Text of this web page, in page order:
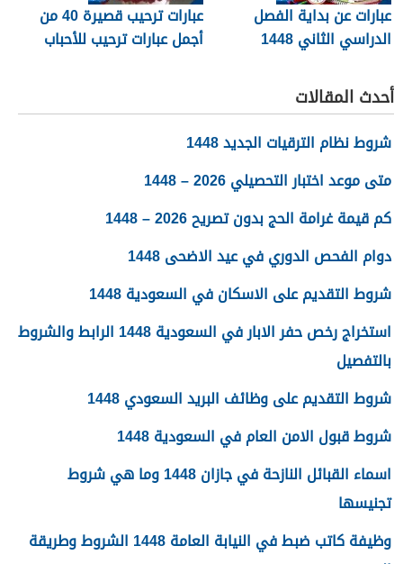
عبارات عن بداية الفصل
الدراسي الثاني 1448
عبارات ترحيب قصيرة 40 من
أجمل عبارات ترحيب للأحباب
أحدث المقالات
شروط نظام الترقيات الجديد 1448
متى موعد اختبار التحصيلي 2026 – 1448
كم قيمة غرامة الحج بدون تصريح 2026 – 1448
دوام الفحص الدوري في عيد الاضحى 1448
شروط التقديم على الاسكان في السعودية 1448
استخراج رخص حفر الابار في السعودية 1448 الرابط والشروط
بالتفصيل
شروط التقديم على وظائف البريد السعودي 1448
شروط قبول الامن العام في السعودية 1448
اسماء القبائل النازحة في جازان 1448 وما هي شروط
تجنيسها
وظيفة كاتب ضبط في النيابة العامة 1448 الشروط وطريقة